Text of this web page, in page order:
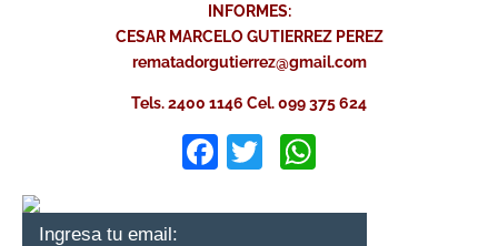
INFORMES:
CESAR MARCELO GUTIERREZ PEREZ
rematadorgutierrez@gmail.com
Tels. 2400 1146 Cel. 099 375 624
Facebook
Twitter
Ingresa tu email: